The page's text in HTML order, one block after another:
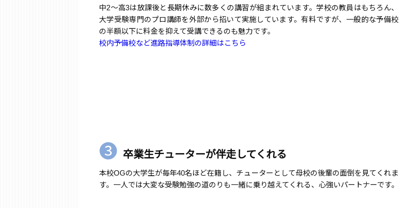
中2～高3は放課後と長期休みに数多くの講習が組まれています。学校の教員はもちろん、
大学受験専門のプロ講師を外部から招いて実施しています。有料ですが、一般的な予備校
の半額以下に料金を抑えて受講できるのも魅力です。
校内予備校など進路指導体制の詳細はこちら
❸ 卒業生チューターが伴走してくれる
本校OGの大学生が毎年40名ほど在籍し、チューターとして母校の後輩の面倒を見てくれま
す。一人では大変な受験勉強の道のりも一緒に乗り越えてくれる、心強いパートナーです。